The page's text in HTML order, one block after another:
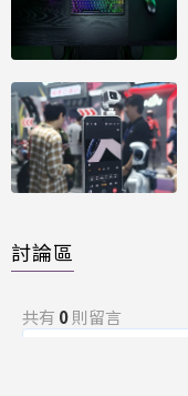
討論區
共有 0則留言